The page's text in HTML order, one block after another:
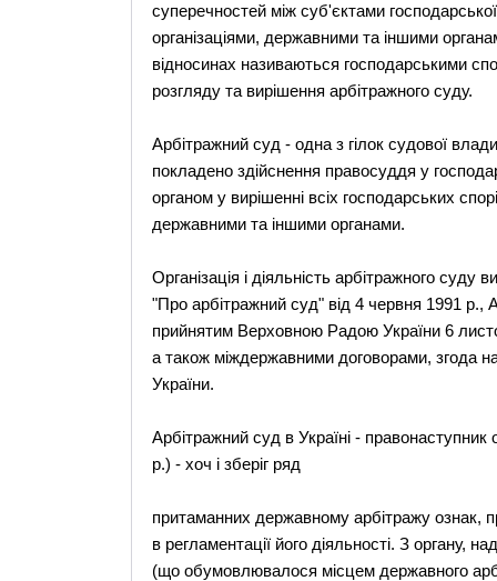
суперечностей між суб'єктами
організаціями, державними та іншими
відносинах називаються господарськими
розгляду та вирішення арбітражного суду.
Арбітражний суд - одна з гілок судової
покладено здійснення правосуддя у
органом у вирішенні всіх господарських
державними та іншими органами.
Організація і діяльність арбітражного
"Про арбітражний суд" від 4 червня 1991
прийнятим Верховною Радою України 6
а також міждержавними договорами, згода
України.
Арбітражний суд в Україні - правонаступник
р.) - хоч і зберіг ряд
притаманних державному арбітражу ознак,
в регламентації його діяльності. З органу,
(що обумовлювалося місцем державного